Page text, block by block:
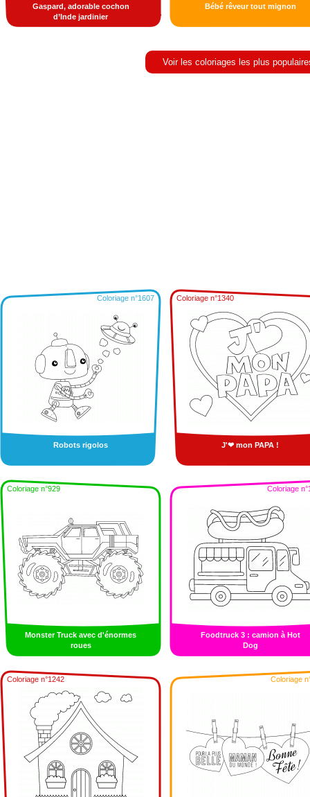
Gaspard, adorable cochon
d’Inde jardinier
Bébé rêveur tout mignon
Voir les coloriages les plus
Coloriage n°1607
Robots rigolos
Coloriage n°1340
J'❤ mon PAPA !
Coloriage n°929
Monster Truck avec d'énormes
roues
Coloriage
Foodtruck 3 : camion à Hot
Dog
Coloriage n°1242 Coloriage